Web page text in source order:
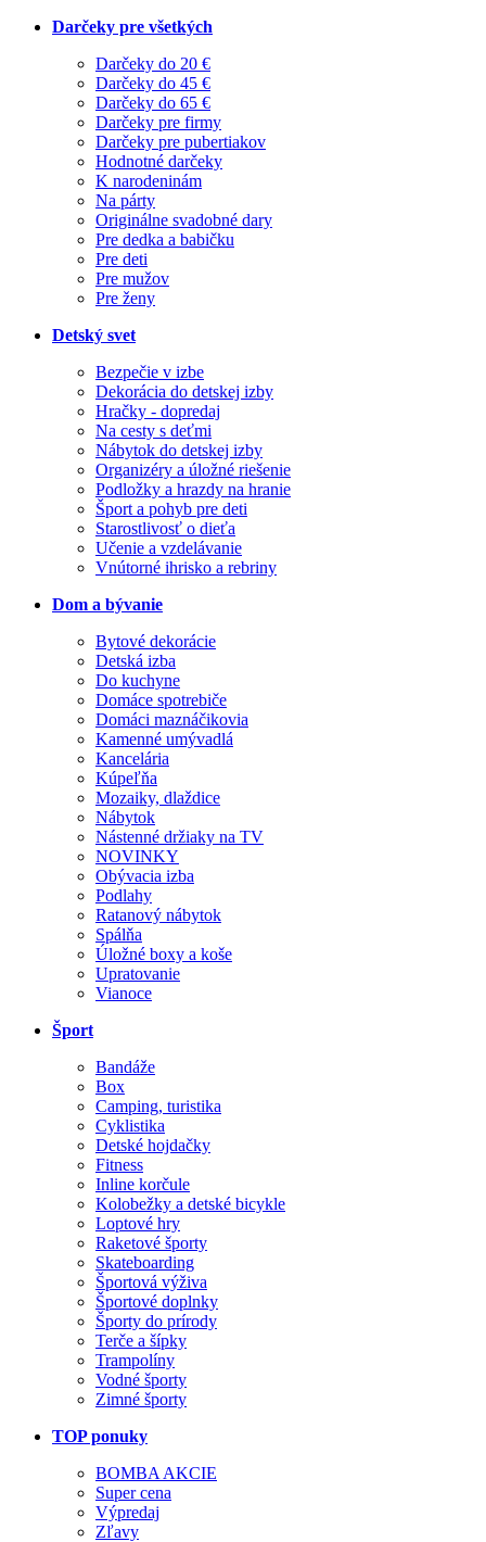
Darčeky pre všetkých
Darčeky do 20 €
Darčeky do 45 €
Darčeky do 65 €
Darčeky pre firmy
Darčeky pre pubertiakov
Hodnotné darčeky
K narodeninám
Na párty
Originálne svadobné dary
Pre dedka a babičku
Pre deti
Pre mužov
Pre ženy
Detský svet
Bezpečie v izbe
Dekorácia do detskej izby
Hračky - dopredaj
Na cesty s deťmi
Nábytok do detskej izby
Organizéry a úložné riešenie
Podložky a hrazdy na hranie
Šport a pohyb pre deti
Starostlivosť o dieťa
Učenie a vzdelávanie
Vnútorné ihrisko a rebriny
Dom a bývanie
Bytové dekorácie
Detská izba
Do kuchyne
Domáce spotrebiče
Domáci maznáčikovia
Kamenné umývadlá
Kancelária
Kúpeľňa
Mozaiky, dlaždice
Nábytok
Nástenné držiaky na TV
NOVINKY
Obývacia izba
Podlahy
Ratanový nábytok
Spálňa
Úložné boxy a koše
Upratovanie
Vianoce
Šport
Bandáže
Box
Camping, turistika
Cyklistika
Detské hojdačky
Fitness
Inline korčule
Kolobežky a detské bicykle
Loptové hry
Raketové športy
Skateboarding
Športová výživa
Športové doplnky
Športy do prírody
Terče a šípky
Trampolíny
Vodné športy
Zimné športy
TOP ponuky
BOMBA AKCIE
Super cena
Výpredaj
Zľavy